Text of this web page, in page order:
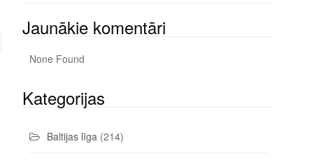
Jaunākie komentāri
None Found
Kategorijas
Baltijas līga (214)